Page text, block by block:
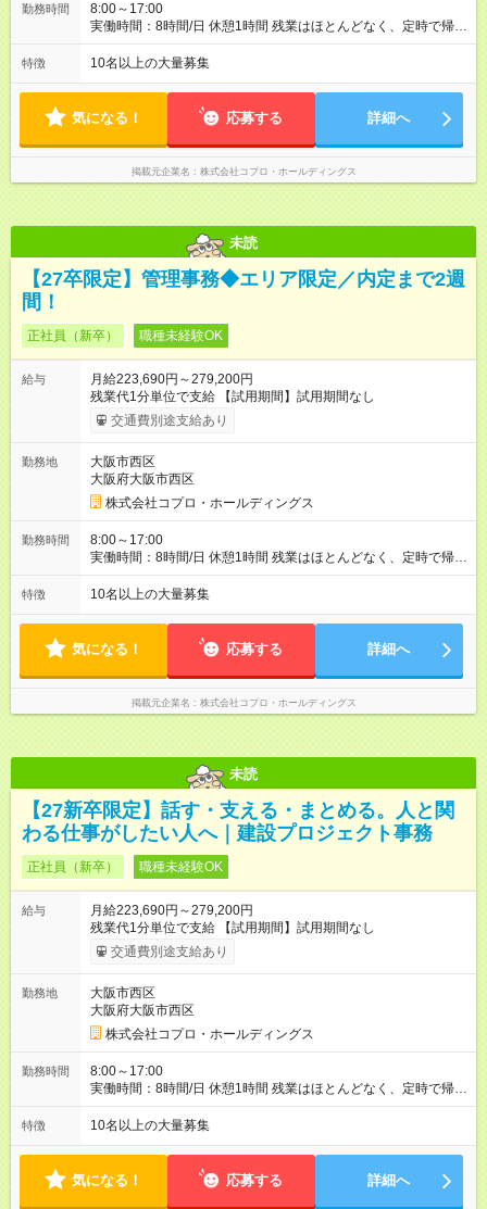
勤務時間
8:00～17:00
実働時間：8時間/日 休憩1時間 残業はほとんどなく、定時で帰れ
る日が多い働き方です。 毎日の業務は進捗管理や事務が中心な
ので、 「今日やるべき仕事」が終われば、自然と区切りをつけ
方を大切にしています。
特徴 10名以上の大量募集
気になる！ 応募する 詳細へ
掲載元企業名 株式会社コプロ・ホールディングス
未読
【27卒限定】管理事務◆エリア限定／内定まで2週
間！
正社員（新卒） 職種未経験OK
給与
月給223,690円～279,200円
残業代1分単位で支給 【試用期間】試用期間なし
交通費別途支給あり
勤務地
大阪市西区
大阪府大阪市西区
株式会社コプロ・ホールディングス
勤務時間
8:00～17:00
実働時間：8時間/日 休憩1時間 残業はほとんどなく、定時で帰れ
る日が多い働き方です。 毎日の業務は進捗管理や事務が中心な
ので、 「今日やるべき仕事」が終われば、自然と区切りをつけ
方を大切にしています。
特徴 10名以上の大量募集
気になる！ 応募する 詳細へ
掲載元企業名 株式会社コプロ・ホールディングス
未読
【27新卒限定】話す・支える・まとめる。人と関
わる仕事がしたい人へ｜建設プロジェクト事務
正社員（新卒） 職種未経験OK
給与
月給223,690円～279,200円
残業代1分単位で支給 【試用期間】試用期間なし
交通費別途支給あり
勤務地
大阪市西区
大阪府大阪市西区
株式会社コプロ・ホールディングス
勤務時間
8:00～17:00
実働時間：8時間/日 休憩1時間 残業はほとんどなく、定時で帰れ
る日が多い働き方です。 毎日の業務は進捗管理や事務が中心な
ので、 「今日やるべき仕事」が終われば、自然と区切りをつけ
方を大切にしています。
特徴 10名以上の大量募集
気になる！ 応募する 詳細へ